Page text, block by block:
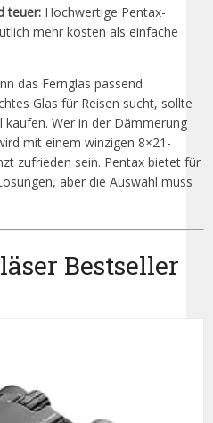
teuer: Hochwertige Pentax-
mehr kosten als einfache
das Fernglas passend
Glas für Reisen sucht, sollte
Wer in der Dämmerung
mit einem winzigen 8×21-
zufrieden sein. Pentax bietet für
aber die Auswahl muss
Bestseller